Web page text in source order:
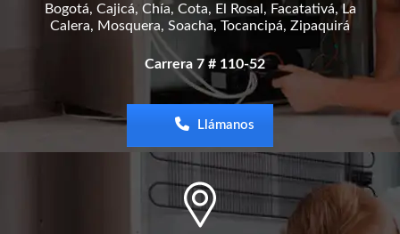
Bogotá, Cajicá, Chía, Cota, El Rosal, Facatativá, La
Calera, Mosquera, Soacha, Tocancipá, Zipaquirá
Carrera 7 # 110-52
Llámanos